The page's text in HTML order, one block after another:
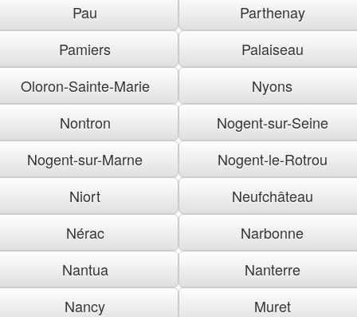
Pau
Parthenay
Pamiers
Palaiseau
Oloron-Sainte-Marie
Nyons
Nontron
Nogent-sur-Seine
Nogent-sur-Marne
Nogent-le-Rotrou
Niort
Neufchâteau
Nérac
Narbonne
Nantua
Nanterre
Nancy
Muret